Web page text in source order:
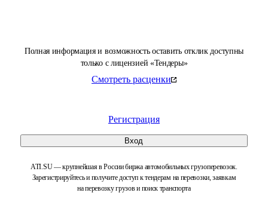
Полная информация и возможность оставить отклик доступны
только с лицензией «Тендеры»
Смотреть расценки
Регистрация
Вход
ATI.SU — крупнейшая в России биржа автомобильных грузоперевозок.
Зарегистрируйтесь и получите доступ к тендерам на перевозки, заявкам
на перевозку грузов и поиск транспорта